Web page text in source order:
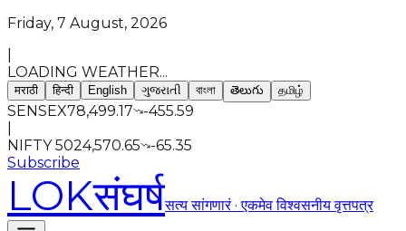
Friday, 7 August, 2026
LOADING WEATHER...
मराठी हिन्दी English ગુજરાતી বাংলা తెలుగు தமிழ்
SENSEX78,499.17
-455.59
NIFTY 5024,570.65
-65.35
Subscribe
LOKसंघर्षसत्य सांगणारं · एकमेव विश्वसनीय वृत्तपत्र